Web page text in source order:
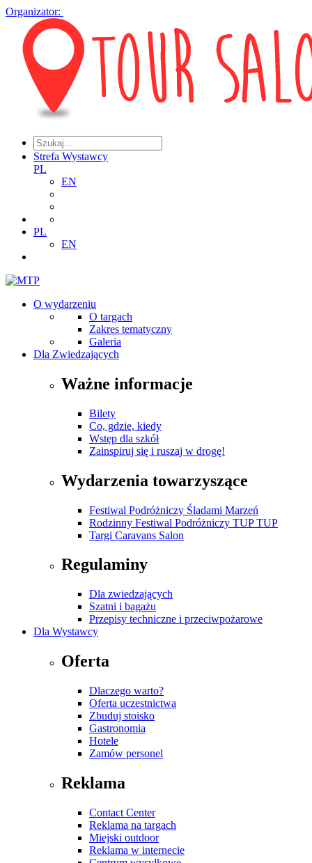
Organizator:
Strefa Wystawcy
PL
EN
PL
EN
O wydarzeniu
O targach
Zakres tematyczny
Galeria
Dla Zwiedzających
Ważne informacje
Bilety
Co, gdzie, kiedy
Wstęp dla szkół
Zainspiruj się i ruszaj w drogę!
Wydarzenia towarzyszące
Festiwal Podróżniczy Śladami Marzeń
Rodzinny Festiwal Podróżniczy TUP TUP
Targi Caravans Salon
Regulaminy
Dla zwiedzających
Szatni i bagażu
Przepisy techniczne i przeciwpożarowe
Dla Wystawcy
Oferta
Dlaczego warto?
Oferta uczestnictwa
Zbuduj stoisko
Gastronomia
Hotele
Zamów personel
Reklama
Contact Center
Reklama na targach
Miejski outdoor
Reklama w internecie